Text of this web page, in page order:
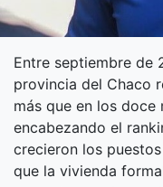
Entre septiembre de
provincia del Chaco
más que en los doce
encabezando el
crecieron los
que la vivienda